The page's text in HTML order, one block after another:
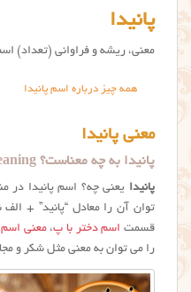
پانیدا
معنی، ریشه و فراوانی (تعداد)
همه چیز درباره اسم پانیدا
معنی پانیدا
پانیدا به چه معناست؟ Panida Name Meaning
پانیدا یعنی چه؟ اسم پانيدا در
توان آن را معادل “پانید” +
قسمت اسم دختر با پ،معنی اسم
را می توان به معنی مثل شکر و